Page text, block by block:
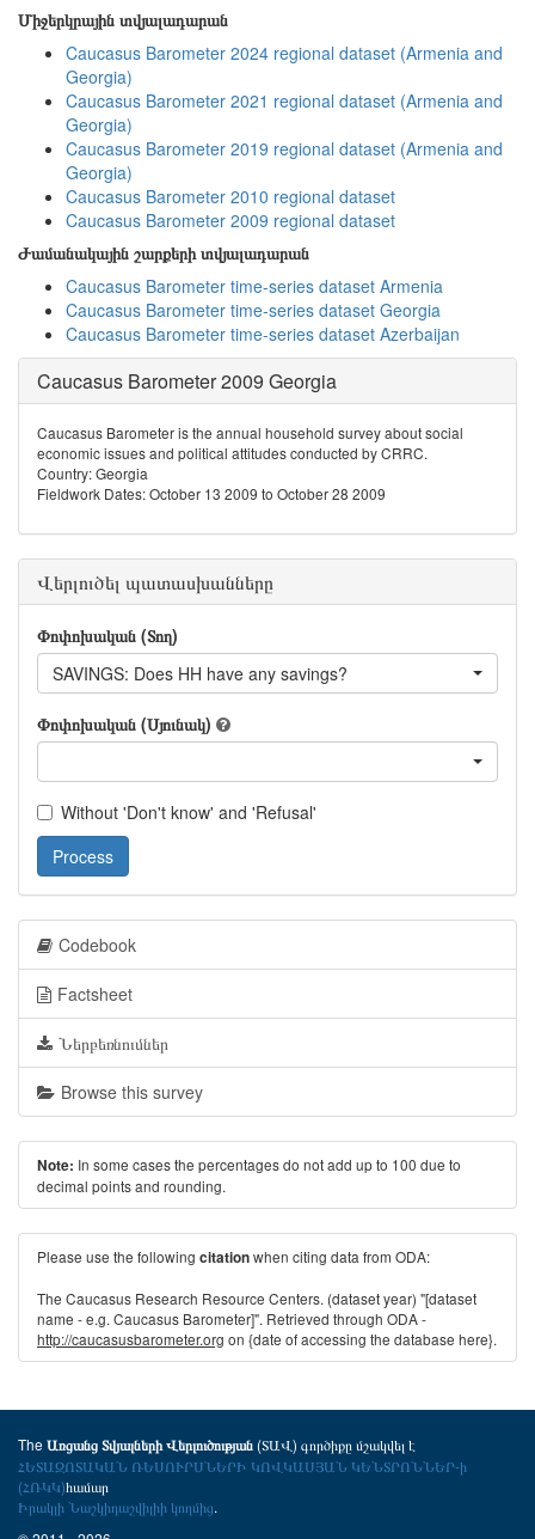
Միջերկրային տվյալադարան
Caucasus Barometer 2024 regional dataset (Armenia and
Georgia)
Caucasus Barometer 2021 regional dataset (Armenia and
Georgia)
Caucasus Barometer 2019 regional dataset (Armenia and
Georgia)
Caucasus Barometer 2010 regional dataset
Caucasus Barometer 2009 regional dataset
Ժամանակային շարքերի տվյալադարան
Caucasus Barometer time-series dataset Armenia
Caucasus Barometer time-series dataset Georgia
Caucasus Barometer time-series dataset Azerbaijan
Caucasus Barometer 2009 Georgia
Caucasus Barometer is the annual household survey about social
economic issues and political attitudes conducted by CRRC.
Country: Georgia
Fieldwork Dates: October 13 2009 to October 28 2009
Վերլուծել պատասխանները
Փոփոխական (Տող)
SAVINGS: Does HH have any savings?
Փոփոխական (Սյունակ)
Without 'Don't know' and 'Refusal'
Process
Codebook
Factsheet
Ներբեռնումներ
Browse this survey
Note: In some cases the percentages do not add up to 100 due to
decimal points and rounding.
Please use the following citationwhen citing data from ODA:
The Caucasus Research Resource Centers. (dataset year) "[dataset
name - e.g. Caucasus Barometer]". Retrieved through ODA -
http://caucasusbarometer.org on {date of accessing the database here}.
The Առցանց Տվյալների Վերլուծության(ՏԱՎ) գործիքը մշակվել է
ՀԵՏԱԶՈՏԱԿԱՆ ՌԵՍՈՒՐՍՆԵՐԻ ԿՈՎԿԱՍՅԱՆ ԿԵՆՏՐՈՆՆԵՐ-ի
(ՀՌԿԿ)համար
Իրակլի Նաշկիդաշվիլիի կողմից.